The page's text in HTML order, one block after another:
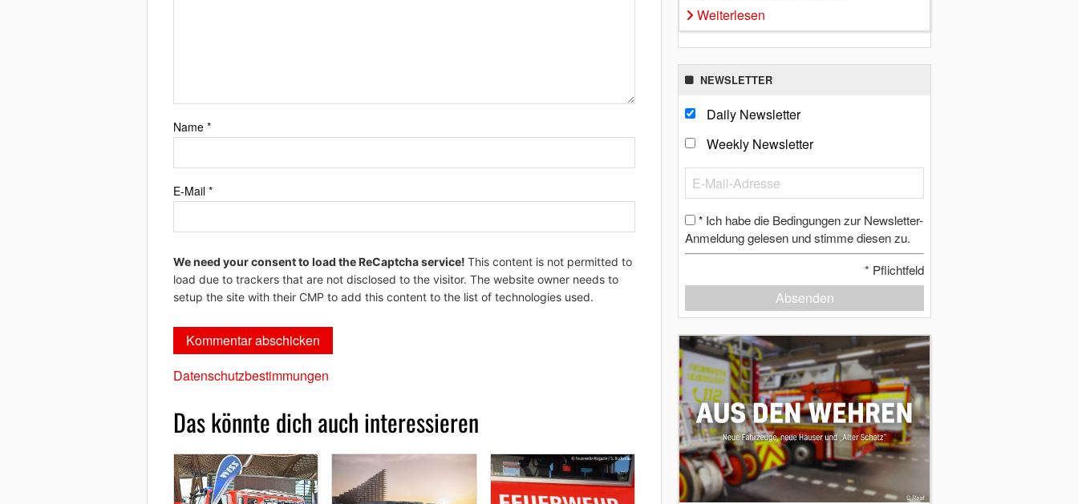
Name *
E-Mail *
We need your consent to load the ReCaptcha service! This content is not permitted to
load due to trackers that are not disclosed to the visitor. The website owner needs to
setup the site with their CMP to add this content to the list of technologies used.
Datenschutzbestimmungen
Das könnte dich auch interessieren
Weiterlesen
NEWSLETTER
Daily Newsletter
Weekly Newsletter
* Ich habe die Bedingungen zur Newsletter-
Anmeldung gelesen und stimme diesen zu.
* Pflichtfeld
Absenden